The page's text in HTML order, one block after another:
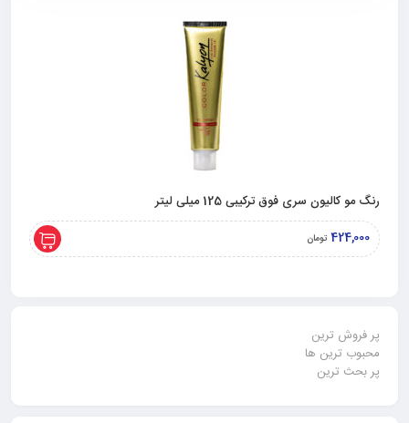
رنگ مو کالیون سری فوق ترکیبی 125 میلی لیتر
424,000 تومان
پر فروش ترین
محبوب ترین ها
پر بحث ترین